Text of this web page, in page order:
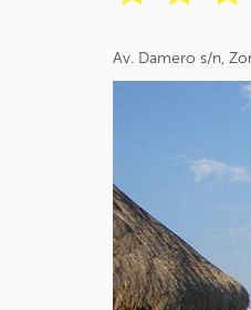
Av. Damero s/n,